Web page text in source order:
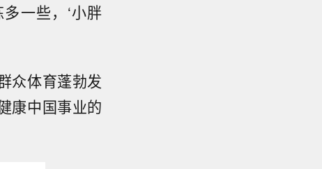
一些，‘小胖
众体育蓬勃发
康中国事业的